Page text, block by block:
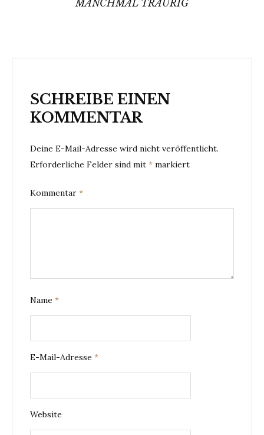
MANCHMAL TRAURIG
SCHREIBE EINEN
KOMMENTAR
Deine E-Mail-Adresse wird nicht veröffentlicht.
Erforderliche Felder sind mit * markiert
Kommentar *
Name *
E-Mail-Adresse *
Website